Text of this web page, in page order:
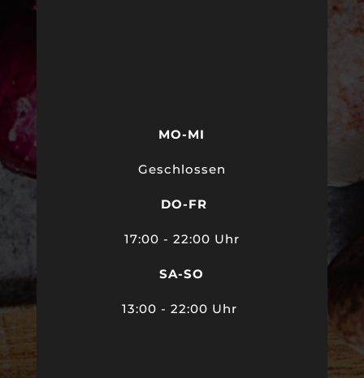
MO-MI
Geschlossen
DO-FR
17:00 - 22:00 Uhr
SA-SO
13:00 - 22:00 Uhr